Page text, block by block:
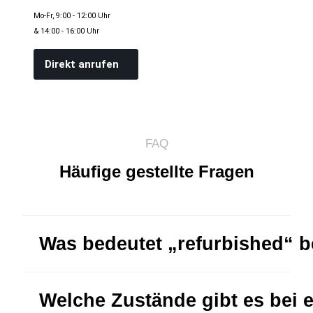
Mo-Fr, 9:00 - 12:00 Uhr
& 14:00 - 16:00 Uhr
Direkt anrufen
FAQ
Häufige gestellte Fragen
Was bedeutet „refurbished“
Welche Zustände gibt es bei